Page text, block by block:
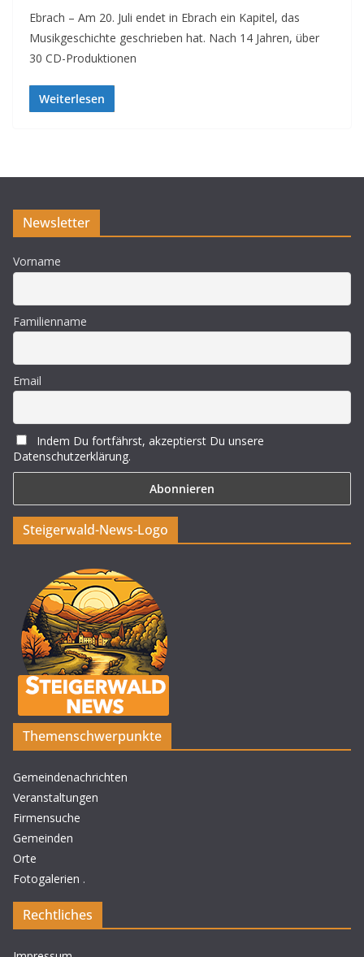
Ebrach – Am 20. Juli endet in Ebrach ein Kapitel, das
Musikgeschichte geschrieben hat. Nach 14 Jahren, über
30 CD-Produktionen
Weiterlesen
Newsletter
Vorname
Familienname
Email
Indem Du fortfährst, akzeptierst Du unsere
Datenschutzerklärung.
Steigerwald-News-Logo
Themenschwerpunkte
Gemeindenachrichten
Veranstaltungen
Firmensuche
Gemeinden
Orte
Fotogalerien .
Rechtliches